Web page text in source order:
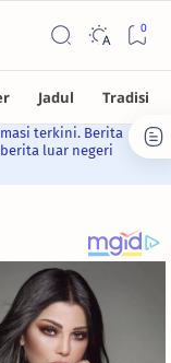
terkini. Berita
luar negeri